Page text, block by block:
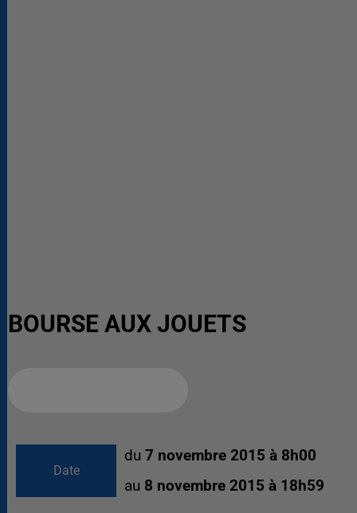
BOURSE AUX JOUETS
Date
du 7 novembre 2015 à 8h00
au 8 novembre 2015 à 18h59